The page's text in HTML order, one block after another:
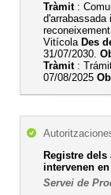
Tràmit:
d'arrabassada
Vitícola Des
31/07/2030.
Tràmit:
07/08/2025
Registre
intervenen
Servei de